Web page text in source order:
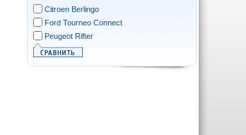
Citroen Berlingo
Ford Tourneo Connect
Peugeot Rifter